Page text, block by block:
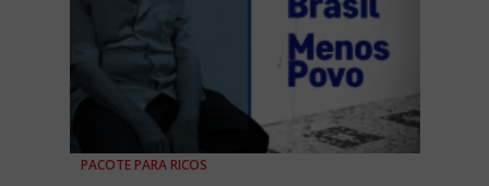
PACOTE PARA RICOS